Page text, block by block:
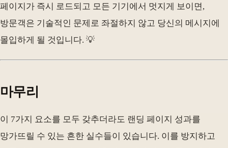
페이지가 즉시 로드되고 모든 기기에서 멋지게 보이면,
방문객은 기술적인 문제로 좌절하지 않고 당신의 메시지에
몰입하게 될 것입니다. 💡
마무리
이 7가지 요소를 모두 갖추더라도 랜딩 페이지 성과를
망가뜨릴 수 있는 흔한 실수들이 있습니다. 이를 방지하고